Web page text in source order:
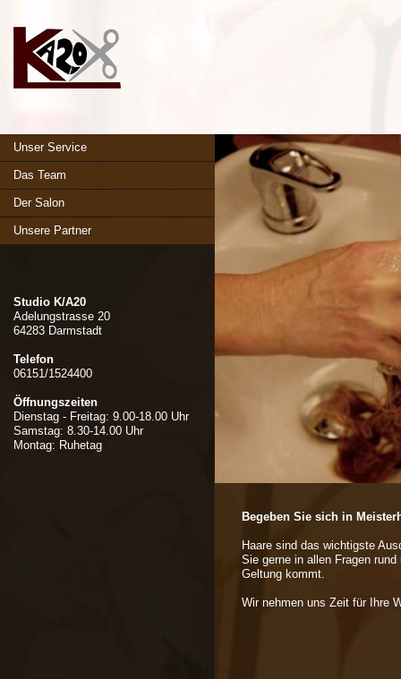
Begeben Sie sich in
Haare sind das wichtigste
Sie gerne in allen Fragen
Geltung kommt.
Wir nehmen uns Zeit für Ihre
Studio K/A20
Adelungstrasse 20
64283 Darmstadt
Telefon
06151/1524400
Öffnungszeiten
Dienstag - Freitag: 9.00-18.00 Uhr
Samstag: 8.30-14.00 Uhr
Montag: Ruhetag
Unser Service
Das Team
Der Salon
Unsere Partner